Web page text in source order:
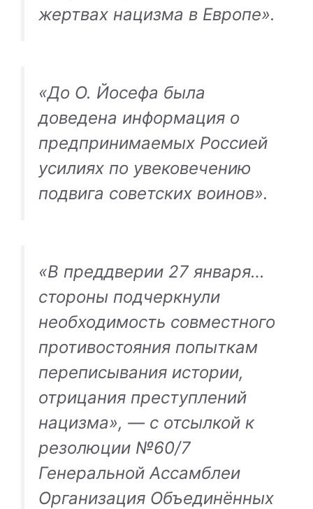
жертвах нацизма в Европе».
«До О. Йосефа была
доведена информация о
предпринимаемых Россией
усилиях по увековечению
подвига советских воинов».
«В преддверии 27 января…
стороны подчеркнули
необходимость совместного
противостояния попыткам
переписывания истории,
отрицания преступлений
нацизма», — с отсылкой к
резолюции №60/7
Генеральной Ассамблеи
Организация Объединённых